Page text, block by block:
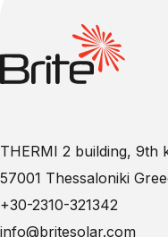
THERMI 2 building, 9th
57001 Thessaloniki
+30-2310-321342
info@britesolar.com